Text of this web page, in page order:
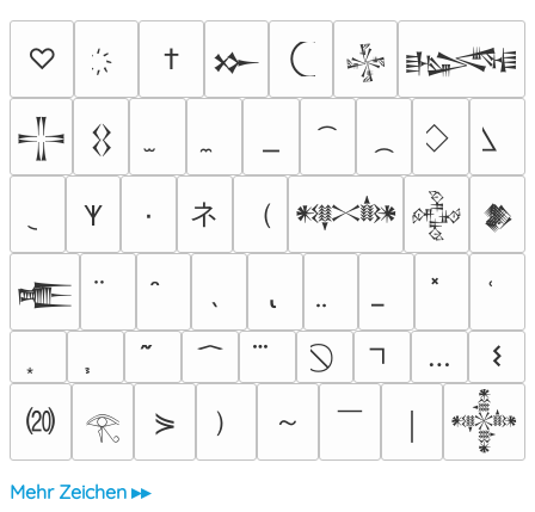
♡ † 𒁍 𒈔 𒈙
𒋲 𒌐
𐊵 ٠ ネ （ 𒀰 𒅒 𒆎
𒍫
…
𐌔
⒇
𓂀 ⋟ ） ～ ￣ 𒀱
Mehr Zeichen ▸▸